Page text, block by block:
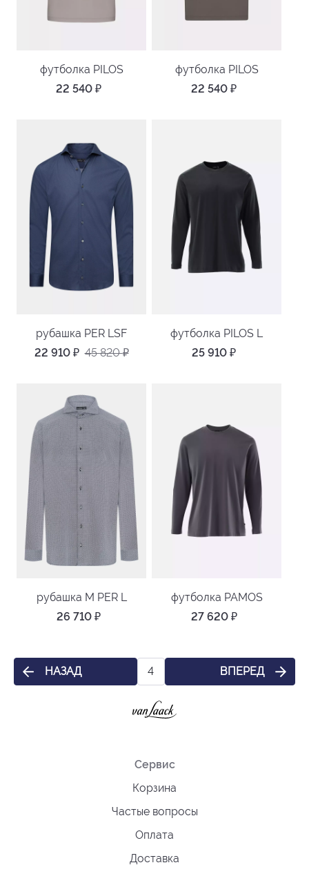
футболка PILOS
22 540 ₽
футболка PILOS
22 540 ₽
рубашка PER LSF
22 910 ₽ 45 820₽
футболка PILOS L
25 910 ₽
рубашка M PER L
26 710 ₽
футболка PAMOS
27 620 ₽
НАЗАД 4 ВПЕРЕД
Сервис
Корзина
Частые вопросы
Оплата
Доставка